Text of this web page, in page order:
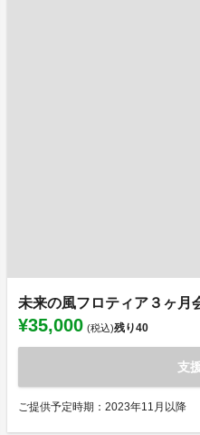
未来の風フロティア３ヶ月
¥35,000 (税込)残り40
支
ご提供予定時期：2023年11月以降